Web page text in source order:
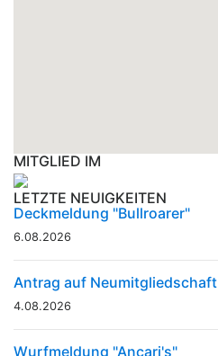
MITGLIED IM
LETZTE NEUIGKEITEN
Deckmeldung "Bullroarer"
6.08.2026
Antrag auf Neumitgliedschaft
4.08.2026
Wurfmeldung "Ancari's"